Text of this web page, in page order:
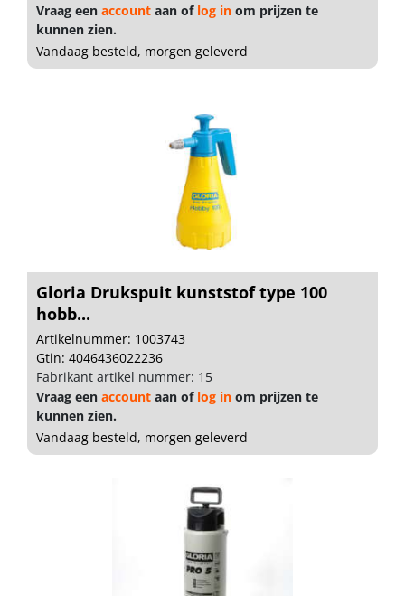
Vraag een account aan of log in om prijzen te
kunnen zien.
Vandaag besteld, morgen geleverd
Gloria Drukspuit kunststof type 100
hobb...
Artikelnummer: 1003743
Gtin: 4046436022236
Fabrikant artikel nummer: 15
Vraag een account aan of log in om prijzen te
kunnen zien.
Vandaag besteld, morgen geleverd